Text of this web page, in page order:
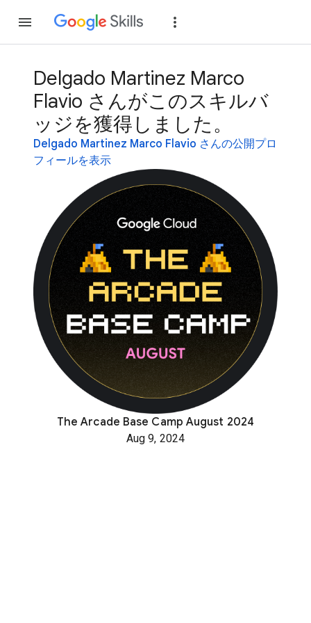
Delgado Martinez Marco
Flavio さんがこのスキルバ
ッジを獲得しました。
Delgado Martinez Marco Flavio さんの公開プロ
フィールを表示